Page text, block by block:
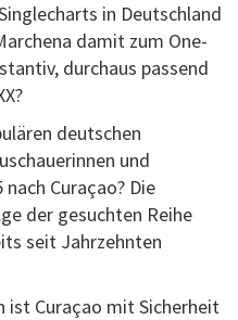
in Deutschland
damit zum One-
durchaus passend
deutschen
und
Curaçao? Die
der gesuchten Reihe
seit Jahrzehnten
ist Curaçao mit Sicherheit